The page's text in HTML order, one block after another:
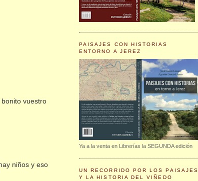
vuestro
niños y eso
PAISAJES CON HISTORIAS
ENTORNO A JEREZ
Ya a la venta en Librerías la SEGUNDA edición
UN RECORRIDO POR LOS PAISAJES
Y LA HISTORIA DEL VIÑEDO